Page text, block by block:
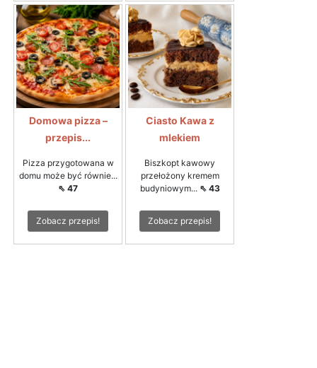
Domowa pizza –
przepis...
Pizza przygotowana w
domu może być równie...
⇖ 47
Zobacz przepis!
Ciasto Kawa z
mlekiem
Biszkopt kawowy
przełożony kremem
budyniowym... ⇖ 43
Zobacz przepis!